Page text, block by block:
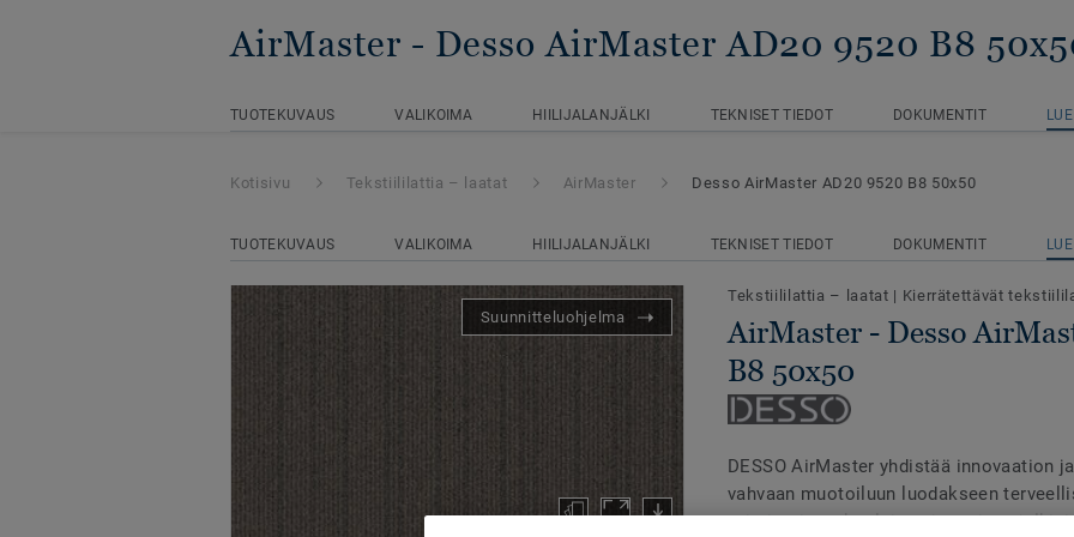
AirMaster - Desso AirMaster AD20 9520 B8
TUOTEKUVAUS VALIKOIMA HIILIJALANJÄLKI TEKNISET TIEDOT DOKUMENTIT
Kotisivu Tekstiililattia – laatat AirMaster Desso AirMaster AD20 9520 B8 50x50
TUOTEKUVAUS VALIKOIMA HIILIJALANJÄLKI TEKNISET TIEDOT DOKUMENTIT
Suunnitteluohjelma
Tekstiililattia – laatat | Kierrätettävät
AirMaster - Desso
B8 50x50
DESSO AirMaster yhdistää innovaation
vahvaan muotoiluun luodakseen
toimistoissa, kouluissa ja muissa